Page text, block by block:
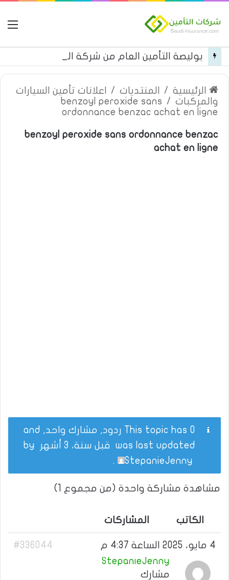
الرئيسية / المنتديات /
اعلانات تأمين السيارات
والمركبات /
benzoyl peroxide sans
ordonnance benzac achat en ligne
benzoyl peroxide sans ordonnance benzac
achat en ligne
This topic has 0 ردود, مشارك واحد, and
was last updated قبل سنة، 3 أشهر
StepanieJenny
.
مشاهدة مشاركة واحدة (من مجموع 1)
الكاتب المشاركات
4 مايو، 2025 الساعة 4:37 م
#336044
StepanieJenny
مشارك